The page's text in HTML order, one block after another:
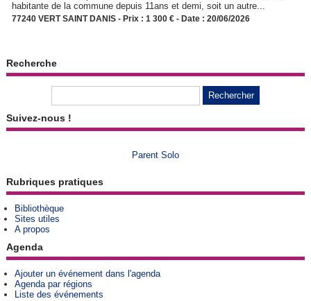
habitante de la commune depuis 11ans et demi, soit un autre...
77240 VERT SAINT DANIS - Prix : 1 300 € - Date : 20/06/2026
Recherche
Suivez-nous !
Parent Solo
Rubriques pratiques
Bibliothèque
Sites utiles
A propos
Agenda
Ajouter un événement dans l'agenda
Agenda par régions
Liste des événements